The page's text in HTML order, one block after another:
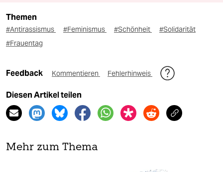
Themen
#Antirassismus #Feminismus #Schönheit
#Solidarität
#Frauentag
Feedback Kommentieren Fehlerhinweis
Diesen Artikel teilen
Mehr zum Thema